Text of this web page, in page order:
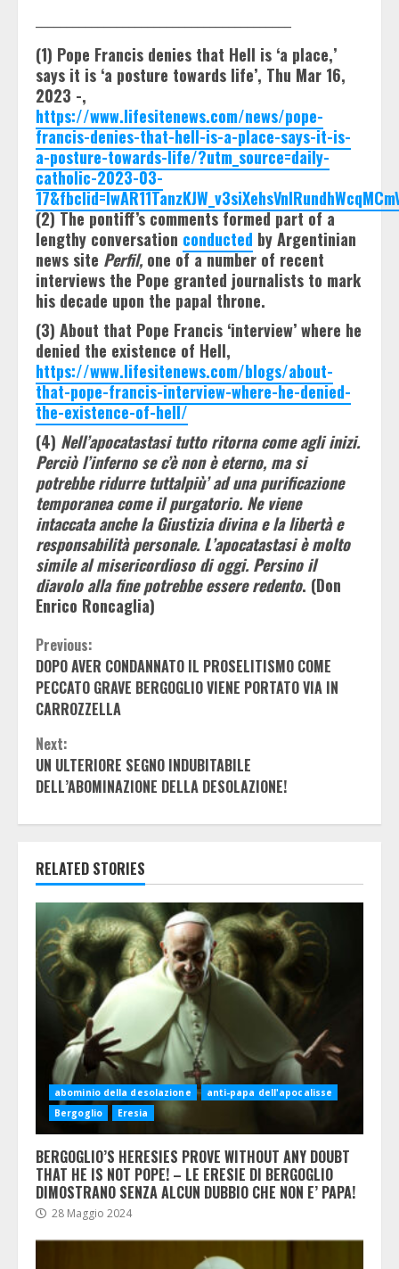
(1) Pope Francis denies that Hell is ‘a place,’
says it is ‘a posture towards life’, Thu Mar 16,
2023 -,
https://www.lifesitenews.com/news/pope-
francis-denies-that-hell-is-a-place-says-it-is-
a-posture-towards-life/?utm_source=daily-
catholic-2023-03-
(2) The pontiff’s comments formed part of a
lengthy conversation conducted by Argentinian
news site Perfil, one of a number of recent
interviews the Pope granted journalists to mark
his decade upon the papal throne.
(3) About that Pope Francis ‘interview’ where he
denied the existence of Hell,
https://www.lifesitenews.com/blogs/about-
that-pope-francis-interview-where-he-denied-
the-existence-of-hell/
(4) Nell’apocatastasi tutto ritorna come agli inizi.
Perciò l’inferno se c’è non è eterno, ma si
potrebbe ridurre tuttalpiù’ ad una purificazione
temporanea come il purgatorio. Ne viene
intaccata anche la Giustizia divina e la libertà e
responsabilità personale. L’apocatastasi è molto
simile al misericordioso di oggi. Persino il
diavolo alla fine potrebbe essere redento. (Don
Enrico Roncaglia)
Continue
Reading
Previous:
DOPO AVER CONDANNATO IL PROSELITISMO COME
PECCATO GRAVE BERGOGLIO VIENE PORTATO VIA IN
CARROZZELLA
Next:
UN ULTERIORE SEGNO INDUBITABILE
DELL’ABOMINAZIONE DELLA DESOLAZIONE!
RELATED STORIES
abominio della desolazione
anti-papa dell'apocalisse
Bergoglio
Eresia
BERGOGLIO’S HERESIES PROVE WITHOUT ANY DOUBT
THAT HE IS NOT POPE! – LE ERESIE DI BERGOGLIO
DIMOSTRANO SENZA ALCUN DUBBIO CHE NON E’ PAPA!
28 Maggio 2024